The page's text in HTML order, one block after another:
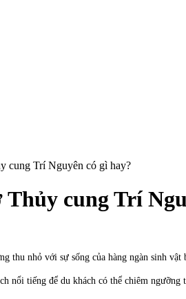
cung Trí Nguyên có gì hay?
cung Trí
thu nhỏ với sự sống của hàng ngàn sinh
nổi tiếng để du khách có thể chiêm